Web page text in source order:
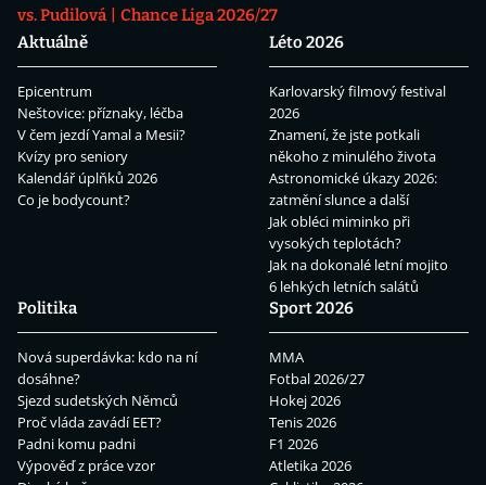
vs. Pudilová
Chance Liga 2026/27
Aktuálně
Epicentrum
Neštovice: příznaky, léčba
V čem jezdí Yamal a Mesii?
Kvízy pro seniory
Kalendář úplňků 2026
Co je bodycount?
Léto 2026
Karlovarský filmový festival
2026
Znamení, že jste potkali
někoho z minulého života
Astronomické úkazy 2026:
zatmění slunce a další
Jak obléci miminko při
vysokých teplotách?
Jak na dokonalé letní mojito
6 lehkých letních salátů
Politika
Nová superdávka: kdo na ní
dosáhne?
Sjezd sudetských Němců
Proč vláda zavádí EET?
Padni komu padni
Výpověď z práce vzor
Sport 2026
MMA
Fotbal 2026/27
Hokej 2026
Tenis 2026
F1 2026
Atletika 2026